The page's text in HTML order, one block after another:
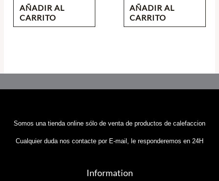
AÑADIR AL
CARRITO
AÑADIR AL
CARRITO
Somos una tienda online sólo de venta de productos de calefaccion
Cualquier duda nos contacte por E-mail, le responderemos en 24H
Information